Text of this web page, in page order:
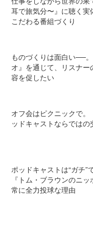
耳で旅気分〜』に聴く実
こだわる番組づくり
ものづくりは面白い──
オ』を通じて、リスナ
容を促したい
オフ会はピクニックで
ッドキャストならではの
ポッドキャストは“ガチ”
『トム・ブラウンのニ
常に全力投球な理由